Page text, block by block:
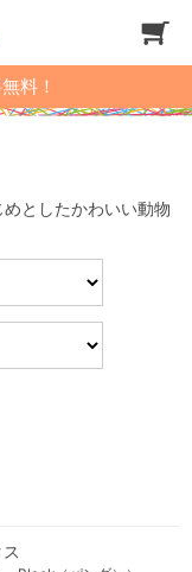
料！
としたかわいい動物